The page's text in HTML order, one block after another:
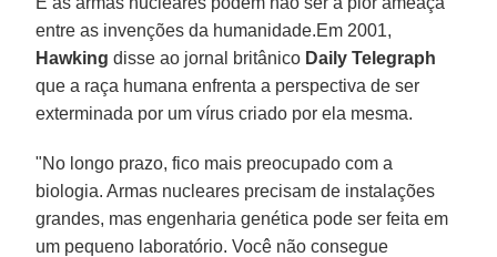
entre as invenções da humanidade.Em 2001,
Hawking disse ao jornal britânico Daily Telegraph
que a raça humana enfrenta a perspectiva de ser
exterminada por um vírus criado por ela mesma.
"No longo prazo, fico mais preocupado com a
biologia. Armas nucleares precisam de instalações
grandes, mas engenharia genética pode ser feita em
um pequeno laboratório. Você não consegue